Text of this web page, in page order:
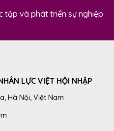
tập và phát triển sự nghiệp
LỰC VIỆT HỘI NHẬP
Hà Nội, Việt Nam